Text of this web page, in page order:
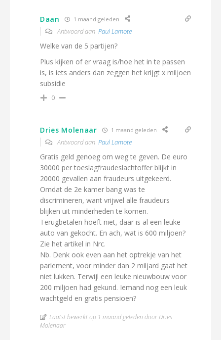
Daan 1 maand geleden
Antwoord aan Paul Lamote
Welke van de 5 partijen?
Plus kijken of er vraag is/hoe het in te passen
is, is iets anders dan zeggen het krijgt x miljoen
subsidie
0
Dries Molenaar 1 maand geleden
Antwoord aan Paul Lamote
Gratis geld genoeg om weg te geven. De euro
30000 per toeslagfraudeslachtoffer blijkt in
20000 gevallen aan fraudeurs uitgekeerd.
Omdat de 2e kamer bang was te
discrimineren, want vrijwel alle fraudeurs
blijken uit minderheden te komen.
Terugbetalen hoeft niet, daar is al een leuke
auto van gekocht. En ach, wat is 600 miljoen?
Zie het artikel in Nrc.
Nb. Denk ook even aan het optrekje van het
parlement, voor minder dan 2 miljard gaat het
niet lukken. Terwijl een leuke nieuwbouw voor
200 miljoen had gekund. Iemand nog een leuk
wachtgeld en gratis pensioen?
Laatst bewerkt op 1 maand geleden door Dries
Molenaar